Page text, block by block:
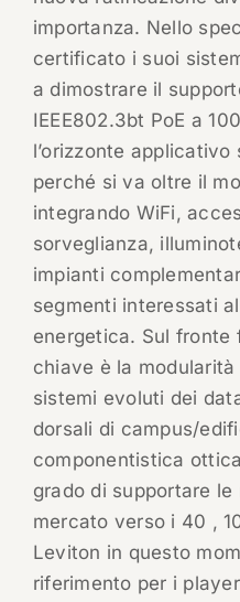
importanza. Nello
certificato i suoi
a dimostrare il
IEEE802.3bt PoE a
l’orizzonte applicativo
perché si va oltre il
integrando WiFi,
sorveglianza,
impianti
segmenti interessati
energetica. Sul fronte
chiave è la
sistemi evoluti dei
dorsali di campus/
componentistica
grado di supportare
mercato verso i 40 ,
Leviton in questo
riferimento per i